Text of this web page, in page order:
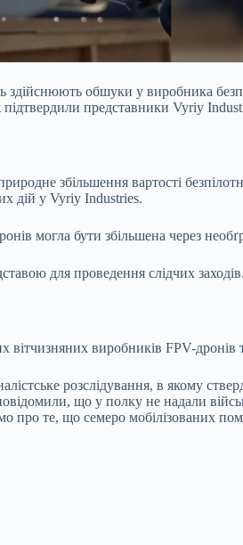
обшуки у виробника
представники Vyriy
збільшення вартості
дій у Vyriy Industries.
могла бути збільшена через
для проведення слідчих заходів.
виробників FPV-
розслідування, в якому
що у полку не надали
про те, що семеро мобілізованих